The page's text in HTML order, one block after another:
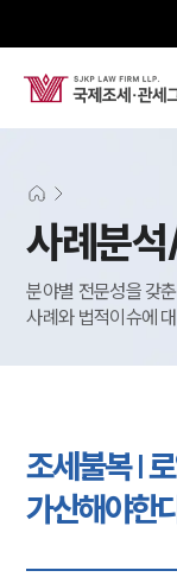
사례분
분야별 전문성을 갖
사례와 법적이슈에
조세불복 |
가산해야한